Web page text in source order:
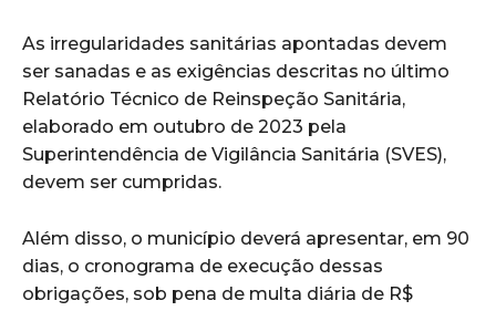
As irregularidades sanitárias apontadas devem
ser sanadas e as exigências descritas no último
Relatório Técnico de Reinspeção Sanitária,
elaborado em outubro de 2023 pela
Superintendência de Vigilância Sanitária (SVES),
devem ser cumpridas.
Além disso, o município deverá apresentar, em 90
dias, o cronograma de execução dessas
obrigações, sob pena de multa diária de R$